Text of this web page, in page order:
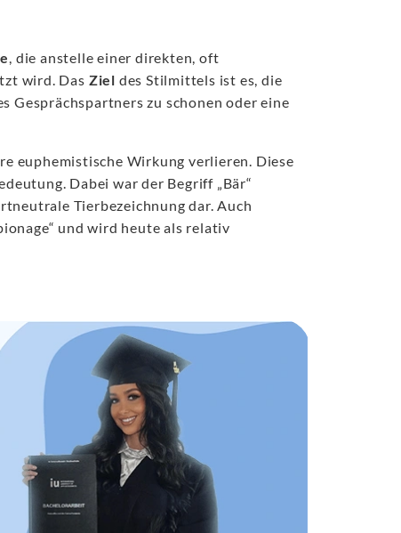
, die anstelle einer direkten, oft
wird. Das Ziel des Stilmittels ist es, die
Gesprächspartners zu schonen oder eine
euphemistische Wirkung verlieren. Diese
Dabei war der Begriff „Bär“
Tierbezeichnung dar. Auch
und wird heute als relativ